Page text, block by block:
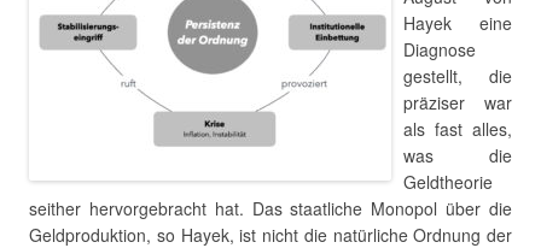
Hayek eine
Diagnose
gestellt, die
präziser war
als fast alles,
was die
Geldtheorie
seither hervorgebracht hat. Das staatliche Monopol über die
Geldproduktion, so Hayek, ist nicht die natürliche Ordnung der